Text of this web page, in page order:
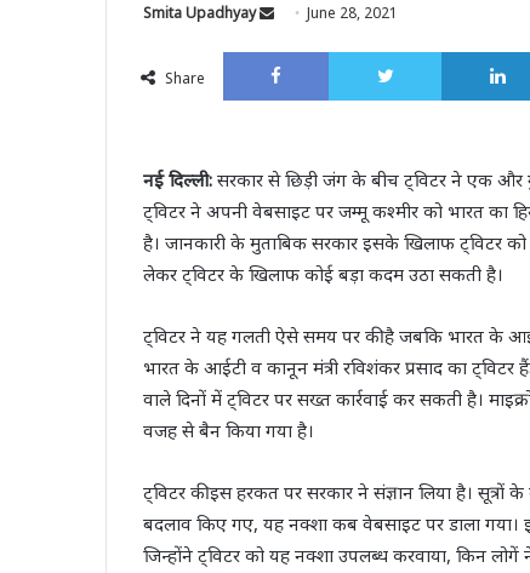
Smita Upadhyay
Send
email
June 28, 2021
Share
Facebook Twitter
नई दिल्ली: सरकार से छिड़ी जंग के बीच ट्विटर ने एक और
ट्विटर ने अपनी वेबसाइट पर जम्मू कश्मीर को भारत का
है। जानकारी के मुताबिक सरकार इसके खिलाफ ट्विटर को
लेकर ट्विटर के खिलाफ कोई बड़ा कदम उठा सकती है।
ट्विटर ने यह गलती ऐसे समय पर की है जबकि भारत के
भारत के आईटी व कानून मंत्री रविशंकर प्रसाद का
वाले दिनों में ट्विटर पर सख्त कार्रवाई कर सकती है।
वजह से बैन किया गया है।
ट्विटर की इस हरकत पर सरकार ने संज्ञान लिया है।
बदलाव किए गए, यह नक्शा कब वेबसाइट पर डाला
जिन्होंने ट्विटर को यह नक्शा उपलब्ध करवाया, किन